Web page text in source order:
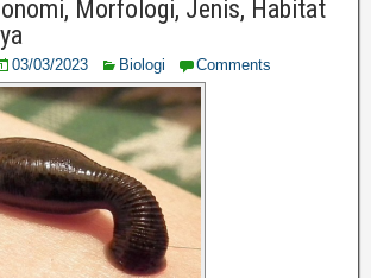
Morfologi, Jenis, Habitat
03/03/2023 Biologi Comments